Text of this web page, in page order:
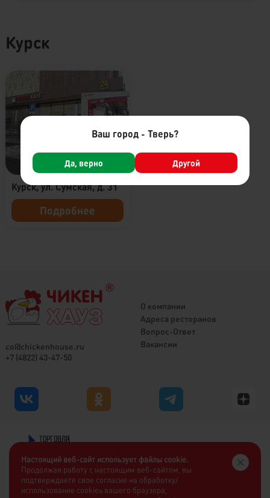
Ваш город - Тверь?
Да, верно Другой
Курск
Курск, ул. Сумская, д. 31
Подробнее
co@chickenhouse.ru
+7 (4822) 43-47-50
О компании
Адреса ресторанов
Вопрос-Ответ
Вакансии
Настоящий веб-сайт использует файлы cookie.
Продолжая работу с настоящим веб-сайтом, вы
подтверждаете свое согласие на обработку/
использование cookies вашего браузера,